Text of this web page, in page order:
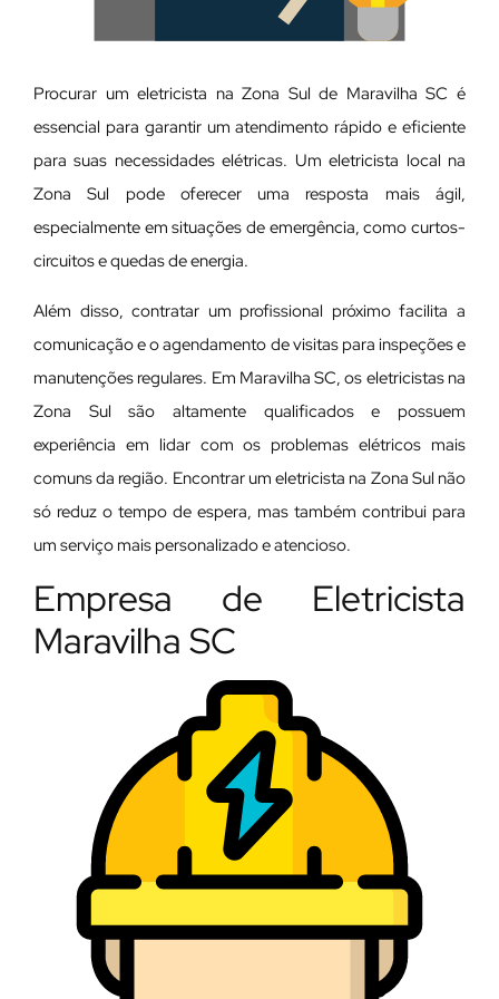
Procurar um eletricista na Zona Sul de Maravilha SC é
essencial para garantir um atendimento rápido e eficiente
para suas necessidades elétricas. Um eletricista local na
Zona Sul pode oferecer uma resposta mais ágil,
especialmente em situações de emergência, como curtos-
circuitos e quedas de energia.
Além disso, contratar um profissional próximo facilita a
comunicação e o agendamento de visitas para inspeções e
manutenções regulares. Em Maravilha SC, os eletricistas na
Zona Sul são altamente qualificados e possuem
experiência em lidar com os problemas elétricos mais
comuns da região. Encontrar um eletricista na Zona Sul não
só reduz o tempo de espera, mas também contribui para
um serviço mais personalizado e atencioso.
Empresa de Eletricista
Maravilha SC